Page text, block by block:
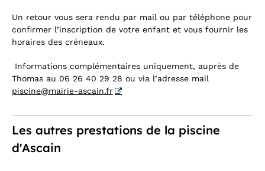
Un retour vous sera rendu par mail ou par téléphone pour
confirmer l’inscription de votre enfant et vous fournir les
horaires des créneaux.
Informations complémentaires uniquement, auprès de
Thomas au 06 26 40 29 28 ou via l’adresse mail
piscine@mairie-ascain.fr
Les autres prestations de la piscine
d'Ascain